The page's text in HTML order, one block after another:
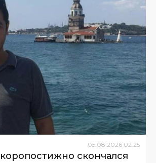
05.08.2026 02:25
скончался